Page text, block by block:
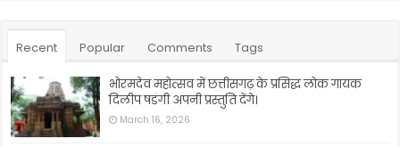
Recent Popular Comments Tags
भोरमदेव महोत्सव में छत्तीसगढ़ के प्रसिद्ध लोक गायक
दिलीप षडंगी अपनी प्रस्तुति देंगे।
March 16, 2026